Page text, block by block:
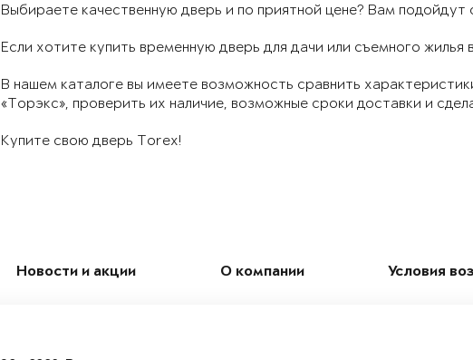
Выбираете качественную дверь и по приятной цене? Вам подойдут
Если хотите купить временную дверь для дачи или съемного
В нашем каталоге вы имеете возможность сравнить
«Торэкс», проверить их наличие, возможные сроки доставки и
Купите свою дверь Torex!
Новости и акции О компании Условия